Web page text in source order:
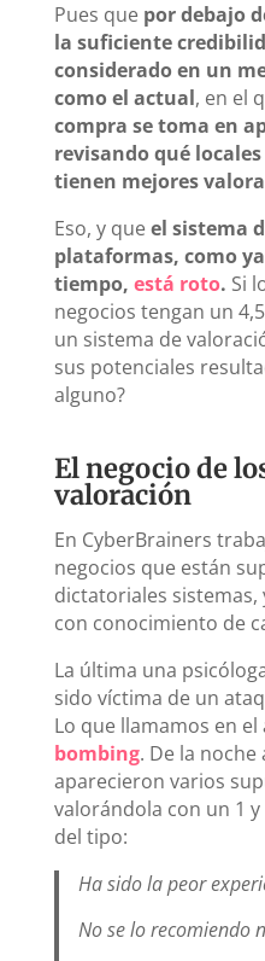
Pues que por debajo
la suficiente
considerado en un
como el actual, en el
compra se toma en
revisando qué
tienen mejores
Eso, y queel sistema
plataformas, como
tiempo, está roto. Si
negocios tengan un
un sistema de
sus potenciales
alguno?
El negocio de
valoración
En CyberBrainers
negocios que están
dictatoriales
con conocimiento de
La última una
sido víctima de un
Lo que llamamos en
bombing. De la noche
aparecieron varios
valorándola con un 1
del tipo:
Ha sido la peor
No se lo recomiendo